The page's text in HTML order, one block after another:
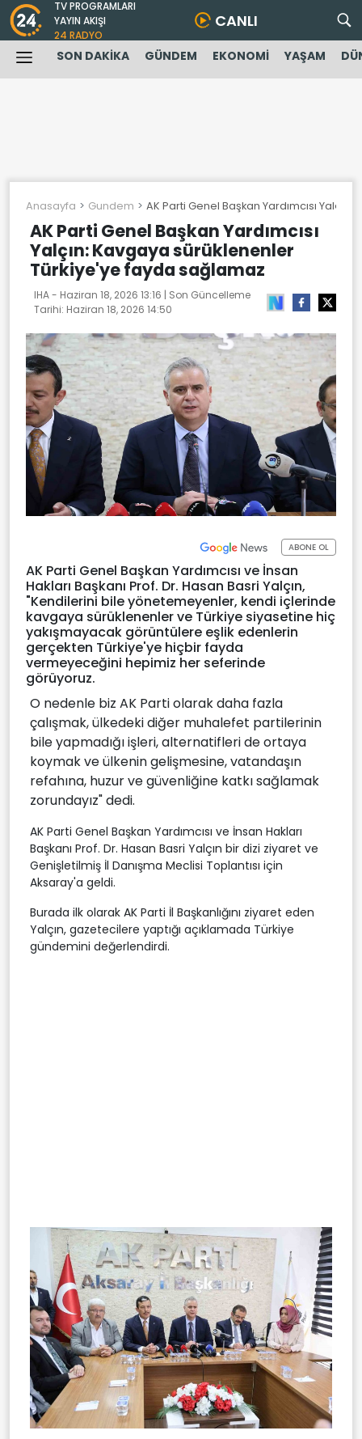
TV PROGRAMLARI
YAYIN AKIŞI
24 RADYO
CANLI
SON DAKİKA GÜNDEM EKONOMİ YAŞAM
Anasayfa Gundem AK Parti Genel Başkan Yardımcısı
AK Parti Genel Başkan Yardımcısı
Yalçın: Kavgaya sürüklenenler
Türkiye'ye fayda sağlamaz
IHA - Haziran 18, 2026 13:16 | Son Güncelleme
Tarihi: Haziran 18, 2026 14:50
ABONE OL
AK Parti Genel Başkan Yardımcısı ve İnsan
Hakları Başkanı Prof. Dr. Hasan Basri Yalçın,
"Kendilerini bile yönetemeyenler, kendi içlerinde
kavgaya sürüklenenler ve Türkiye siyasetine hiç
yakışmayacak görüntülere eşlik edenlerin
gerçekten Türkiye'ye hiçbir fayda
vermeyeceğini hepimiz her seferinde
görüyoruz.
O nedenle biz AK Parti olarak daha fazla
çalışmak, ülkedeki diğer muhalefet partilerinin
bile yapmadığı işleri, alternatifleri de ortaya
koymak ve ülkenin gelişmesine, vatandaşın
refahına, huzur ve güvenliğine katkı sağlamak
zorundayız" dedi.
AK Parti Genel Başkan Yardımcısı ve İnsan Hakları
Başkanı Prof. Dr. Hasan Basri Yalçın bir dizi ziyaret ve
Genişletilmiş İl Danışma Meclisi Toplantısı için
Aksaray'a geldi.
Burada ilk olarak AK Parti İl Başkanlığını ziyaret eden
Yalçın, gazetecilere yaptığı açıklamada Türkiye
gündemini değerlendirdi.